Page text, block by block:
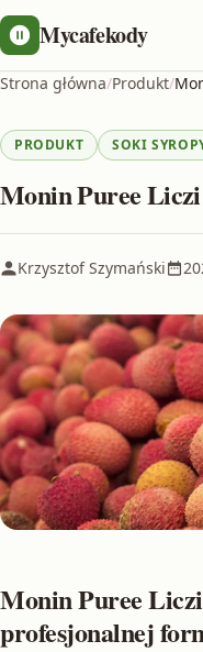
Mycafekody
Strona główna/Produkt/
PRODUKT SOKI
Monin Puree
Krzysztof Szymański
Monin Puree
profesjonalnej